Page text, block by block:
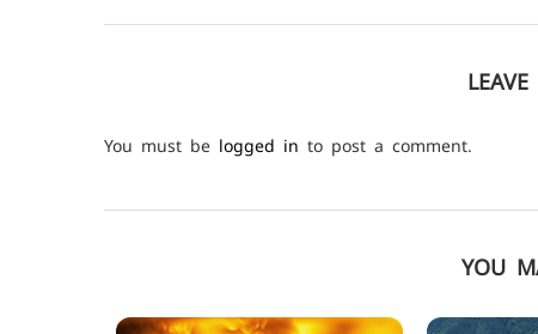
You must be logged in to post a comment.
YOU